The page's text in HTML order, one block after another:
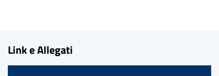
Link e Allegati